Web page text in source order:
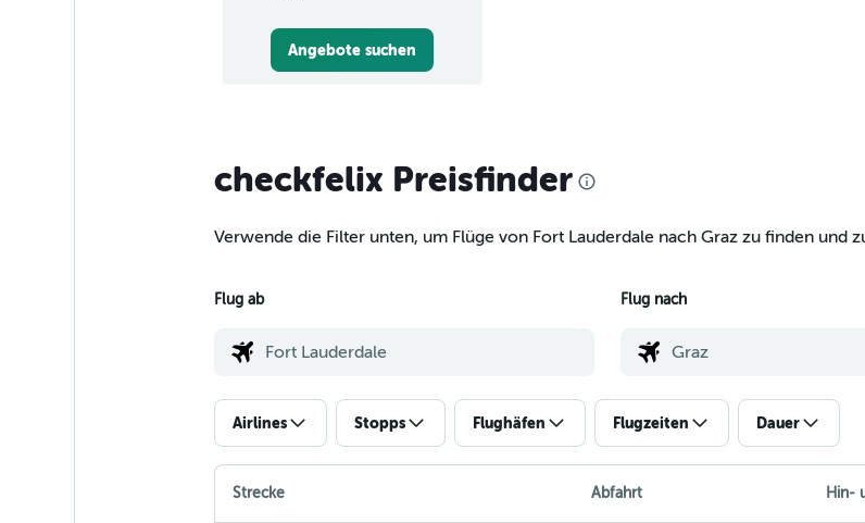
Angebote suchen
checkfelix Preisfinder
Verwende die Filter unten, um Flüge von Fort Lauderdale nach Graz zu finden und
Flug ab Flug nach
Airlines Stopps Flughäfen Flugzeiten Dauer
Strecke Abfahrt Hin-